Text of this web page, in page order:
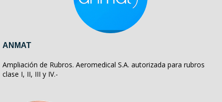
ANMAT
Ampliación de Rubros. Aeromedical S.A. autorizada para rubros
clase I, II, III y IV.-